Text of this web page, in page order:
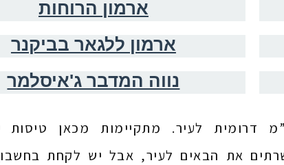
ארמון הרוחות
ארמון ללגאר בביקנר
נווה המדבר ג'איסלמר
התעופה של ג’וֹדְפּוּר ממוקם 6 ק”מ דרומית לעיר. מתקיימות מכאן
את הבאים לעיר, אבל יש לקחת